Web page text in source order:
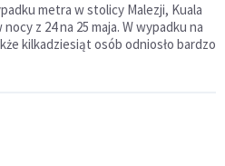
metra w stolicy Malezji, Kuala
z 24 na 25 maja. W wypadku na
kilkadziesiąt osób odniosło bardzo